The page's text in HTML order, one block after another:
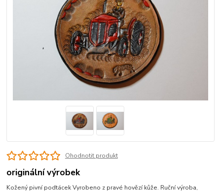
Ohodnotit produkt
originální výrobek
Kožený pivní podtácek Vyrobeno z pravé hovězí kůže. Ruční výroba,